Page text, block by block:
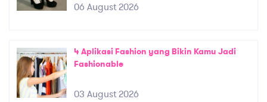
06 August 2026
4 Aplikasi Fashion yang Bikin Kamu Jadi
Fashionable
03 August 2026